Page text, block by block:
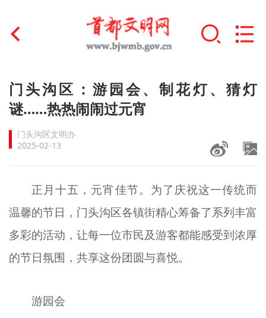
首页
文明创建
文明实践
未成年人思想道德建设
榜样人物
+
身边好人
北京宣传文化引导基金
门头沟区：游园会、制花灯、猜灯
谜……热热闹闹过元宵
门头沟区文明办
2025-02-13
正月十五，元宵佳节。为了庆祝这一传统而
温馨的节日，门头沟区各镇街精心筹备了系列丰富
多彩的活动，让每一位市民及游客都能感受到浓厚
的节日氛围，共享这份团圆与喜悦。
游园会